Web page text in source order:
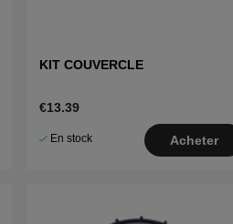
KIT COUVERCLE
€13.39
En stock Acheter